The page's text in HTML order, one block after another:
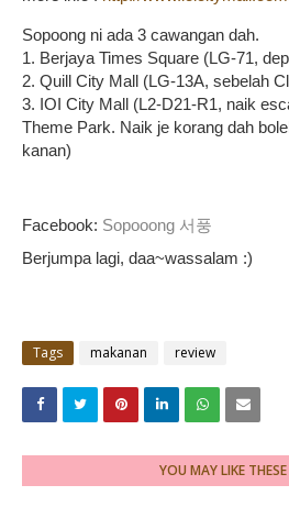
Sopoong ni ada 3 cawangan dah.
1. Berjaya Times Square (LG-71,
2. Quill City Mall (LG-13A, sebelah
3. IOI City Mall (L2-D21-R1, naik
Theme Park. Naik je korang dah
kanan)
Facebook: Sopooong 서풍
Berjumpa lagi, daa~wassalam :)
Tags makanan review
YOU MAY LIKE